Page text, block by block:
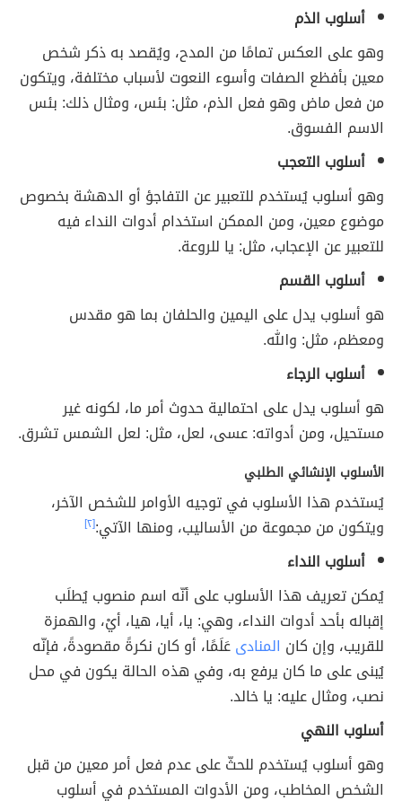
أسلوب الذم
وهو على العكس تمامًا من المدح، ويُقصد به ذكر شخص
معين بأفظع الصفات وأسوء النعوت لأسباب مختلفة، ويتكون
من فعل ماض وهو فعل الذم، مثل: بئس، ومثال ذلك: بئس
الاسم الفسوق.
أسلوب التعجب
وهو أسلوب يُستخدم للتعبير عن التفاجؤ أو الدهشة بخصوص
موضوع معين، ومن الممكن استخدام أدوات النداء فيه
للتعبير عن الإعجاب، مثل: يا للروعة.
أسلوب القسم
هو أسلوب يدل على اليمين والحلفان بما هو مقدس
ومعظم، مثل: والله.
أسلوب الرجاء
هو أسلوب يدل على احتمالية حدوث أمر ما، لكونه غير
مستحيل، ومن أدواته: عسى، لعل، مثل: لعل الشمس تشرق.
الأسلوب الإنشائي الطلبي
يُستخدم هذا الأسلوب في توجيه الأوامر للشخص الآخر،
ويتكون من مجموعة من الأساليب، ومنها الآتي:[٢]
أسلوب النداء
يُمكن تعريف هذا الأسلوب على أنّه اسم منصوب يُطلَب
إقباله بأحد أدوات النداء، وهي: يا، أيا، هيا، أيْ، والهمزة
للقريب، وإن كان المنادىعَلَمًا، أو كان نكرةً مقصودةً، فإنّه
يُبنى على ما كان يرفع به، وفي هذه الحالة يكون في محل
نصب، ومثال عليه: يا خالد.
أسلوب النهي
وهو أسلوب يُستخدم للحثّ على عدم فعل أمر معين من قبل
الشخص المخاطب، ومن الأدوات المستخدم في أسلوب